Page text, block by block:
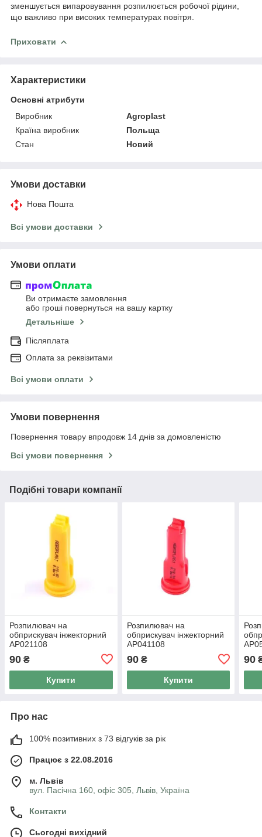
зменшується випаровування розпилюється робочої рідини,
що важливо при високих температурах повітря.
Приховати
Характеристики
Основні атрибути
Виробник
Agroplast
Країна виробник
Польща
Стан
Новий
Умови доставки
Нова Пошта
Всі умови доставки
Умови оплати
Ви отримаєте замовлення
або гроші повернуться на вашу картку
Детальніше
Післяплата
Оплата за реквізитами
Всі умови оплати
Умови повернення
Повернення товару впродовж 14 днів за домовленістю
Всі умови повернення
Подібні товари компанії
Розпилювач на
обприскувач інжекторний
AP021108
90 ₴
Купити
Розпилювач на
обприскувач інжекторний
AP041108
90₴
Купити
90
Про нас
100% позитивних з 73 відгуків за рік
Працює з 22.08.2016
м. Львів
вул. Пасічна 160, офіс 305, Львів, Україна
Контакти
Сьогодні вихідний